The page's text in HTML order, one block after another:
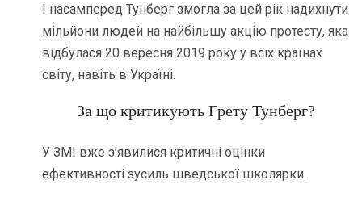
І насамперед Тунберг змогла за цей рік надихнути
мільйони людей на найбільшу акцію протесту, яка
відбулася 20 вересня 2019 року у всіх країнах
світу, навіть в Україні.
За що критикують Грету Тунберг?
У ЗМІ вже з’явилися критичні оцінки
ефективності зусиль шведської школярки.